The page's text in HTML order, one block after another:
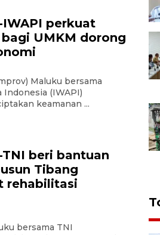
perkuat
UMKM dorong
Maluku bersama
Indonesia (IWAPI)
keamanan ...
beri bantuan
Tibang
rehabilitasi
bersama TNI